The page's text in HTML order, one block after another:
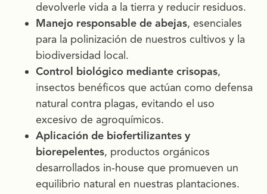
devolverle vida a la tierra y reducir residuos.
Manejo responsable de abejas, esenciales
para la polinización de nuestros cultivos y la
biodiversidad local.
Control biológico mediante crisopas,
insectos benéficos que actúan como defensa
natural contra plagas, evitando el uso
excesivo de agroquímicos.
Aplicación de biofertilizantes y
biorepelentes, productos orgánicos
desarrollados in-house que promueven un
equilibrio natural en nuestras plantaciones.